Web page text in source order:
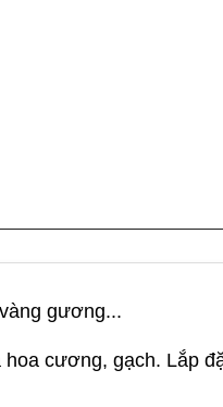
gương...
cương, gạch. Lắp